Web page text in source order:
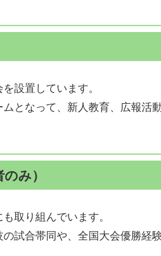
設置しています。
となって、新人教育、広報活
み）
取り組んでいます。
試合帯同や、全国大会優勝経